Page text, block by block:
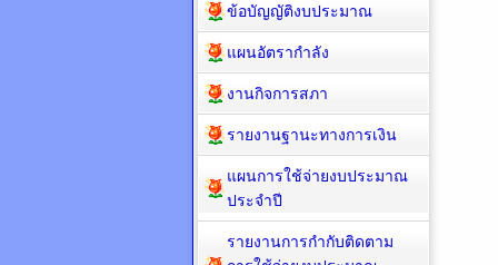
ข้อบัญญัติงบประมาณ
แผนอัตรากำลัง
งานกิจการสภา
รายงานฐานะทางการเงิน
แผนการใช้จ่ายงบประมาณ
ประจำปี
รายงานการกำกับติดตาม